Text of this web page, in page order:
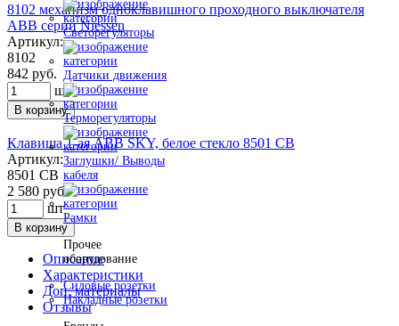
Светорегуляторы
Датчики движения
Терморегуляторы
Заглушки/ Выводы
кабеля
Рамки
Прочее
оборудование
Силовые розетки
Накладные розетки
8102 механизм одноклавишного проходного выключателя
ABB серии Niessen
Артикул:
8102
842 руб.
шт
В корзину
Клавиша 1-ая ABB SKY, белое стекло 8501 CB
Артикул:
8501 CB
2 580 руб.
шт
В корзину
Описание
Характеристики
Доп. материалы
Отзывы